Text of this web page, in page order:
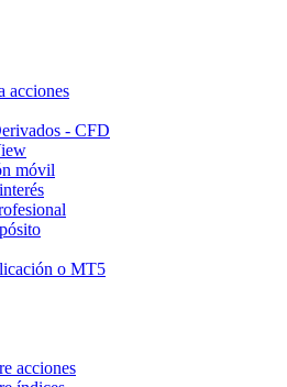
acciones
- CFD
móvil
o MT5
acciones